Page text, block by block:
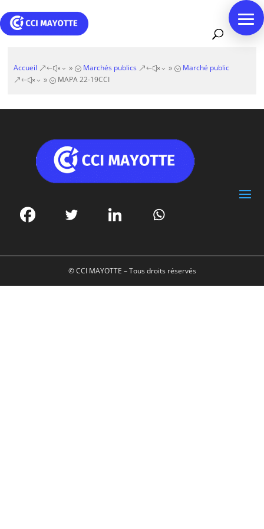
Accueil &#x39; Marchés publics &#x39; Marché public
&#x39; MAPA 22-19CCI
© CCI MAYOTTE – Tous droits réservés